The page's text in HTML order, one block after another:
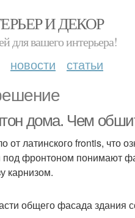
И ДЕКОР
для вашего интерьера!
новости статьи
дома. Чем
латинского frontis, что
под фронтоном понимают
карнизом.
общего фасада здания